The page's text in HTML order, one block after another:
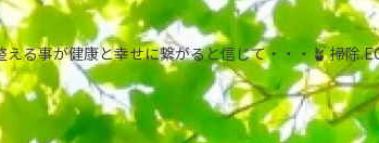
る事が健康と幸せに繋がると信じて・・・🪴 掃除